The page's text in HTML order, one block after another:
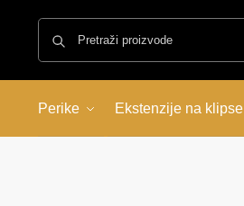
Perike Ekstenzije na klipse